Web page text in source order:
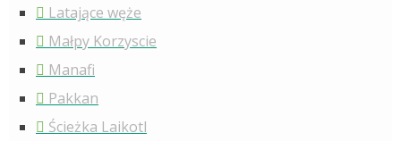
Latające węże
Małpy Korzyscie
Manafi
Pakkan
Ścieżka Laikotl